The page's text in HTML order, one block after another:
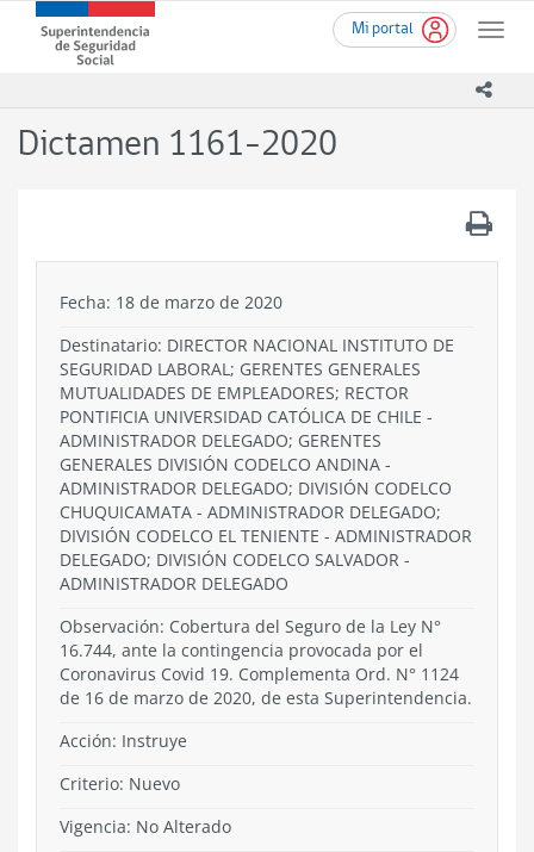
contenido
Mi portal
Toggle
Superintendencia
de
-
Dictamen 1161-2020
Fecha: 18 de marzo de 2020
Destinatario: DIRECTOR NACIONAL INSTITUTO DE
SEGURIDAD LABORAL; GERENTES GENERALES
MUTUALIDADES DE EMPLEADORES; RECTOR
PONTIFICIA UNIVERSIDAD CATÓLICA DE CHILE -
ADMINISTRADOR DELEGADO; GERENTES
GENERALES DIVISIÓN CODELCO ANDINA -
ADMINISTRADOR DELEGADO; DIVISIÓN CODELCO
CHUQUICAMATA - ADMINISTRADOR DELEGADO;
DIVISIÓN CODELCO EL TENIENTE - ADMINISTRADOR
DELEGADO; DIVISIÓN CODELCO SALVADOR -
ADMINISTRADOR DELEGADO
Observación: Cobertura del Seguro de la Ley N°
16.744, ante la contingencia provocada por el
Coronavirus Covid 19. Complementa Ord. N° 1124
de 16 de marzo de 2020, de esta Superintendencia.
Acción: Instruye
Criterio: Nuevo
Vigencia: No Alterado